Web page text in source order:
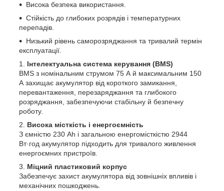
Висока безпека використання.
Стійкість до глибоких розрядів і температурних
перепадів.
Низький рівень саморозряджання та тривалий термін
експлуатації.
Інтелектуальна система керування (BMS)
BMS з номінальним струмом 75 А й максимальним 150
А захищає акумулятор від короткого замикання,
перевантаження, перезаряджання та глибокого
розряджання, забезпечуючи стабільну й безпечну
роботу.
Висока місткість і енергоємність
З ємністю 230 Ah і загальною енергомісткістю 2944
Вт·год акумулятор підходить для тривалого живлення
енергоємних пристроїв.
Міцний пластиковий корпус
Забезпечує захист акумулятора від зовнішніх впливів і
механічних пошкоджень.